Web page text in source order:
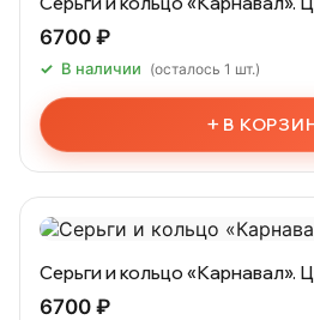
6700 ₽
В наличии (осталось 1 шт.)
+ В
Серьги и кольцо «Карнавал».
6700 ₽